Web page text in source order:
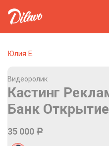
Юлия Е.
Видеоролик
Кастинг
Банк Открытие
35 000 Р